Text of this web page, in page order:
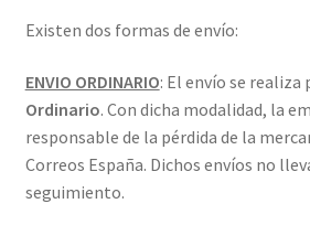
Existen dos formas de envío:
ENVIO ORDINARIO: El envío se realiza
Ordinario. Con dicha modalidad, la
responsable de la pérdida de la
Correos España. Dichos envíos no
seguimiento.